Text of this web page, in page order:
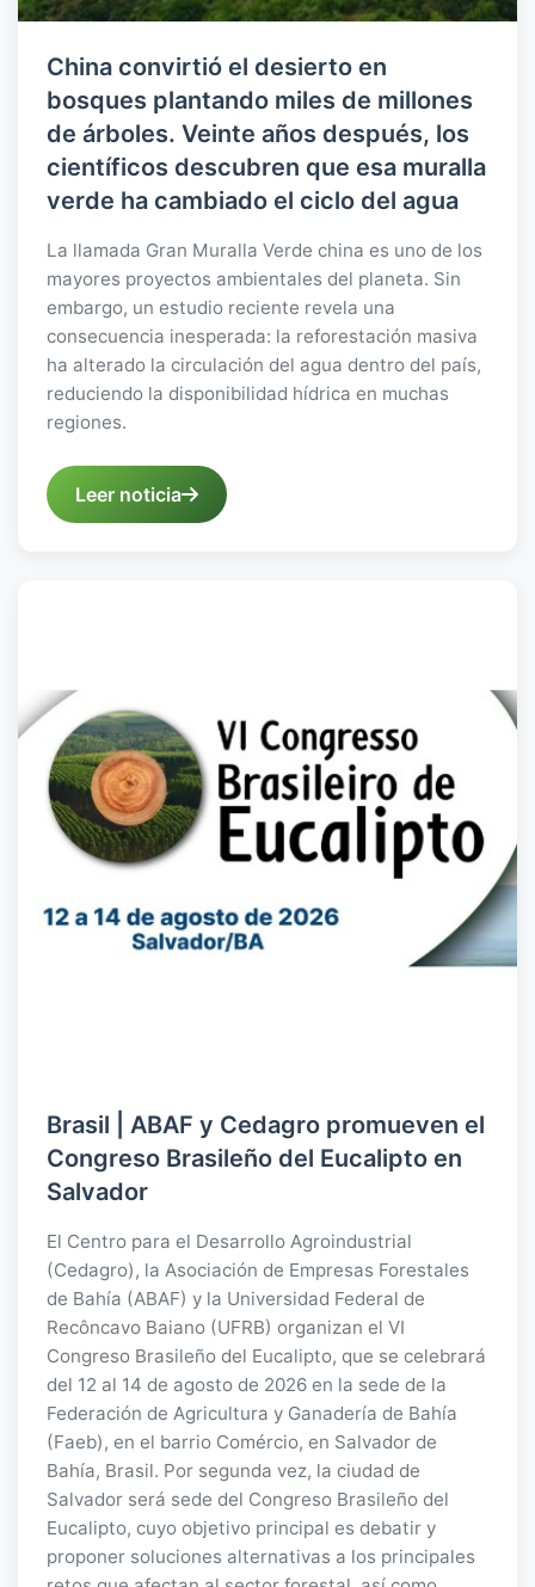
China convirtió el desierto en
bosques plantando miles de millones
de árboles. Veinte años después, los
científicos descubren que esa muralla
verde ha cambiado el ciclo del agua
La llamada Gran Muralla Verde china es uno de los
mayores proyectos ambientales del planeta. Sin
embargo, un estudio reciente revela una
consecuencia inesperada: la reforestación masiva
ha alterado la circulación del agua dentro del país,
reduciendo la disponibilidad hídrica en muchas
regiones.
Leer noticia
Brasil | ABAF y Cedagro promueven el
Congreso Brasileño del Eucalipto en
Salvador
El Centro para el Desarrollo Agroindustrial
(Cedagro), la Asociación de Empresas Forestales
de Bahía (ABAF) y la Universidad Federal de
Recôncavo Baiano (UFRB) organizan el VI
Congreso Brasileño del Eucalipto, que se celebrará
del 12 al 14 de agosto de 2026 en la sede de la
Federación de Agricultura y Ganadería de Bahía
(Faeb), en el barrio Comércio, en Salvador de
Bahía, Brasil. Por segunda vez, la ciudad de
Salvador será sede del Congreso Brasileño del
Eucalipto, cuyo objetivo principal es debatir y
proponer soluciones alternativas a los principales